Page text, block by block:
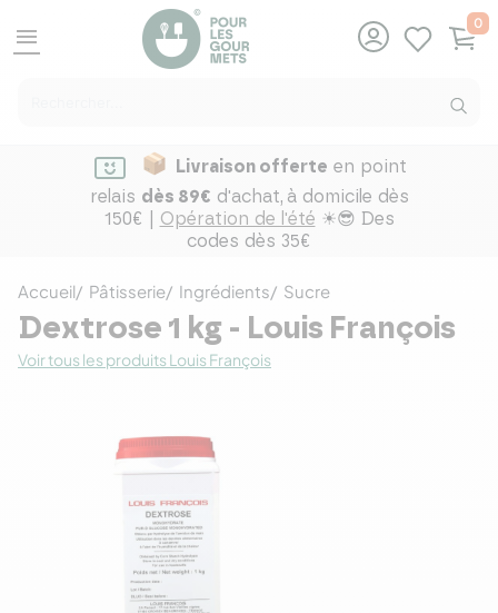
menu
0
Livraison offerte en point
relais dès 89€ d'achat, à domicile dès
150€ | Opération de l'été ☀😎 Des
codes dès 35€
Accueil Pâtisserie Ingrédients Sucre
Dextrose 1 kg - Louis François
Voir tous les produits Louis François